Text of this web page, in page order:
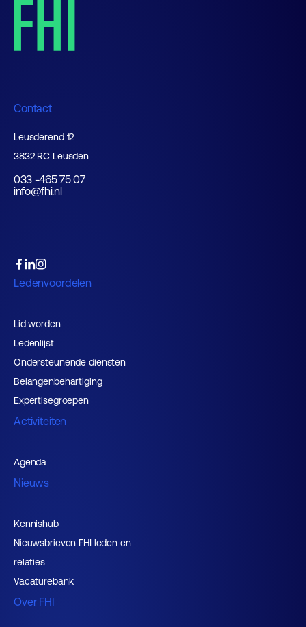
Contact
Leusderend 12
3832 RC Leusden
033 -465 75 07
info@fhi.nl
Ledenvoordelen
Lid worden
Ledenlijst
Ondersteunende diensten
Belangenbehartiging
Expertisegroepen
Activiteiten
Agenda
Nieuws
Kennishub
Nieuwsbrieven FHI leden en
relaties
Vacaturebank
Over FHI